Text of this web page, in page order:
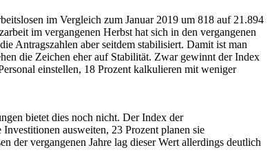
im Vergleich zum Januar 2019 um 818 auf 21.894
im vergangenen Herbst hat sich in den vergangenen
Antragszahlen aber seitdem stabilisiert. Damit ist man
die Zeichen eher auf Stabilität. Zwar gewinnt der Index
einstellen, 18 Prozent kalkulieren mit weniger
bietet dies noch nicht. Der Index der
ausweiten, 23 Prozent planen sie
der vergangenen Jahre lag dieser Wert allerdings deutlich